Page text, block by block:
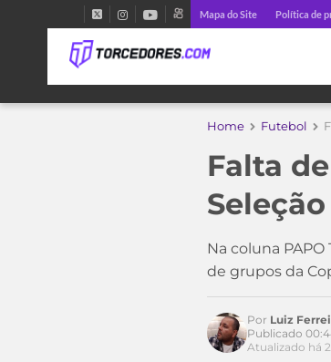
Mapa do Site Política de
Home Futebol
Falta
Na coluna
de grupos da
Acesse o perfil do autor
Por Luiz
Publicado
Atualizado há